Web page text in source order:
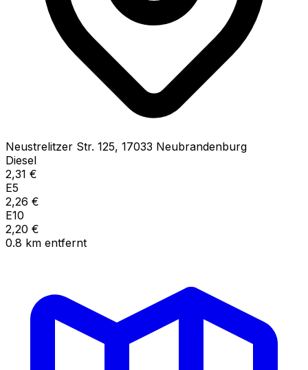
Neustrelitzer Str. 125, 17033 Neubrandenburg
Diesel
2,31 €
E5
2,26 €
E10
2,20 €
0.8 km entfernt